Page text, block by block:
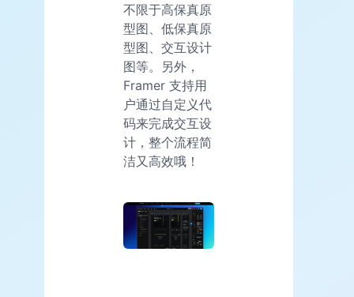
不限于高保真原
型图、低保真原
型图、交互设计
图等。另外，
Framer 支持用
户通过自定义代
码来完成交互设
计，整个流程简
洁又高效哦！